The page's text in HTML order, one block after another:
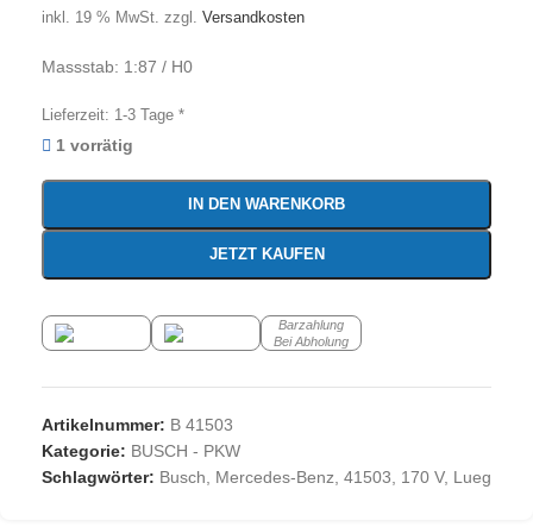
inkl. 19 % MwSt. zzgl. Versandkosten
Massstab: 1:87 / H0
Lieferzeit: 1-3 Tage *
1 vorrätig
IN DEN WARENKORB
JETZT KAUFEN
Barzahlung
Bei Abholung
Artikelnummer: B 41503
Kategorie: BUSCH - PKW
Schlagwörter: Busch, Mercedes-Benz, 41503, 170 V, Lueg